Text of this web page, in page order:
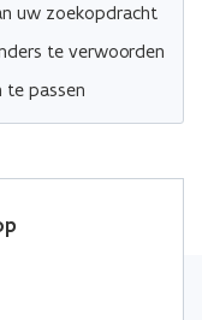
uw zoekopdracht
te verwoorden
te passen